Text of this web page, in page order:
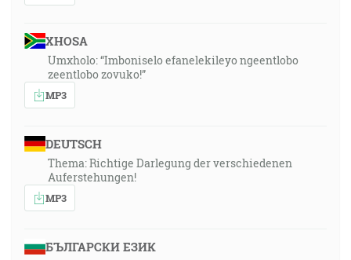
XHOSA
Umxholo: “Imboniselo efanelekileyo ngeentlobo
zeentlobo zovuko!”
MP3
DEUTSCH
Thema: Richtige Darlegung der verschiedenen
Auferstehungen!
MP3
БЪЛГАРСКИ ЕЗИК